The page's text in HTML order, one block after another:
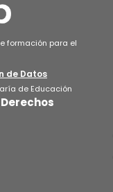
formación para el
de Datos
de Educación